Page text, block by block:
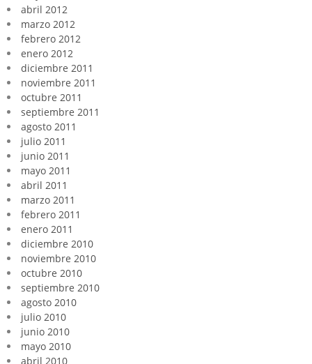
abril 2012
marzo 2012
febrero 2012
enero 2012
diciembre 2011
noviembre 2011
octubre 2011
septiembre 2011
agosto 2011
julio 2011
junio 2011
mayo 2011
abril 2011
marzo 2011
febrero 2011
enero 2011
diciembre 2010
noviembre 2010
octubre 2010
septiembre 2010
agosto 2010
julio 2010
junio 2010
mayo 2010
abril 2010